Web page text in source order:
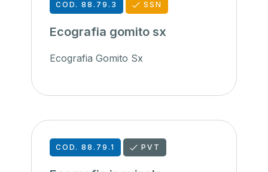
COD. 88.79.3 SSN
Ecografia gomito sx
Ecografia Gomito Sx
COD. 88.79.1 PVT